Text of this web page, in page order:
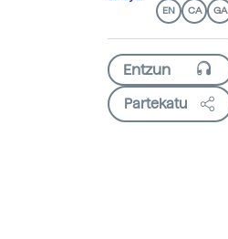
EN CA GA
Partekatu